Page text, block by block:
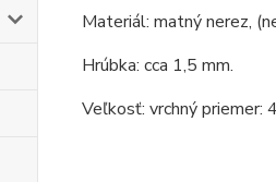
Materiál: matný nerez,
Hrúbka: cca 1,5 mm.
Veľkosť: vrchný priemer: